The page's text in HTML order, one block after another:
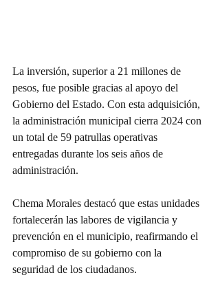
La inversión, superior a 21 millones de
pesos, fue posible gracias al apoyo del
Gobierno del Estado. Con esta adquisición,
la administración municipal cierra 2024 con
un total de 59 patrullas operativas
entregadas durante los seis años de
administración.
Chema Morales destacó que estas unidades
fortalecerán las labores de vigilancia y
prevención en el municipio, reafirmando el
compromiso de su gobierno con la
seguridad de los ciudadanos.